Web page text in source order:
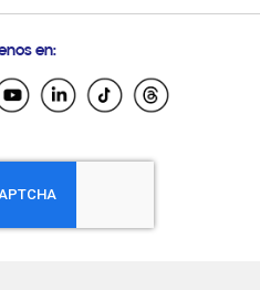
Ecuador
El Salvador
Honduras
Panamá
en: